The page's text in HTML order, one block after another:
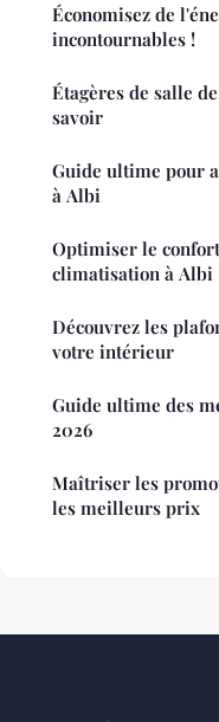
Économisez de
incontournables !
Étagères de salle
savoir
Guide ultime pour
à Albi
Optimiser le
climatisation à Albi
Découvrez les
votre intérieur
Guide ultime des
2026
Maîtriser les
les meilleurs prix